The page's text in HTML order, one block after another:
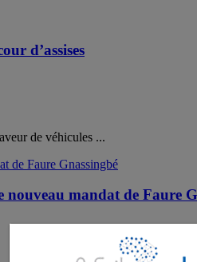
d’assises
de véhicules ...
nouveau mandat de Faure